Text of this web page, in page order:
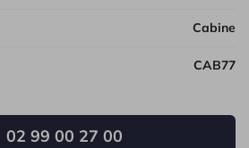
Cabine
CAB77
02 99 00 27 00